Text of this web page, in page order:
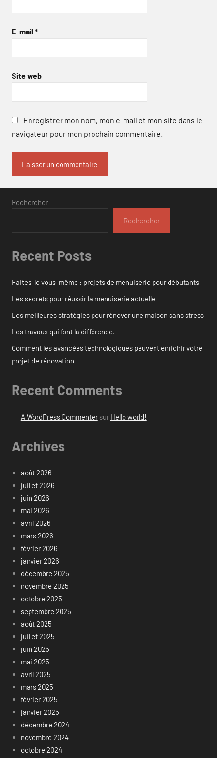
E-mail *
Site web
Enregistrer mon nom, mon e-mail et mon site dans le
navigateur pour mon prochain commentaire.
Rechercher
Rechercher
Recent Posts
Faites-le vous-même : projets de menuiserie pour débutants
Les secrets pour réussir la menuiserie actuelle
Les meilleures stratégies pour rénover une maison sans stress
Les travaux qui font la différence.
Comment les avancées technologiques peuvent enrichir votre
projet de rénovation
Recent Comments
A WordPress Commentersur Hello world!
Archives
août 2026
juillet 2026
juin 2026
mai 2026
avril 2026
mars 2026
février 2026
janvier 2026
décembre 2025
novembre 2025
octobre 2025
septembre 2025
août 2025
juillet 2025
juin 2025
mai 2025
avril 2025
mars 2025
février 2025
janvier 2025
décembre 2024
novembre 2024
octobre 2024